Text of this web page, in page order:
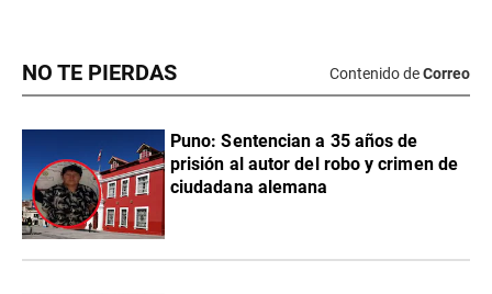
NO TE PIERDAS Contenido deCorreo
Puno: Sentencian a 35 años de
prisión al autor del robo y crimen de
ciudadana alemana